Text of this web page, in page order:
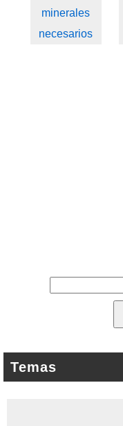
minerales
necesarios
Temas